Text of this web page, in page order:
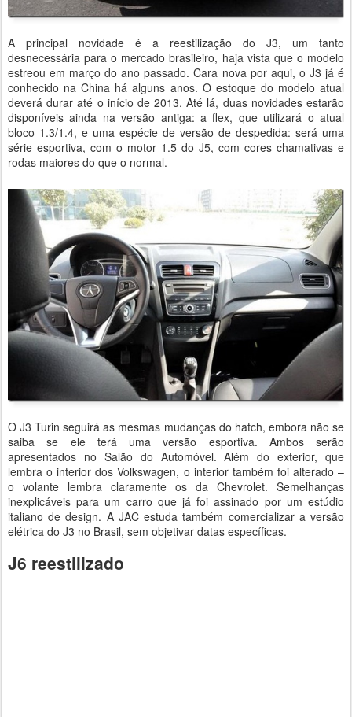
A principal novidade é a reestilização do J3, um tanto
desnecessária para o mercado brasileiro, haja vista que o modelo
estreou em março do ano passado. Cara nova por aqui, o J3 já é
conhecido na China há alguns anos. O estoque do modelo atual
deverá durar até o início de 2013. Até lá, duas novidades estarão
disponíveis ainda na versão antiga: a flex, que utilizará o atual
bloco 1.3/1.4, e uma espécie de versão de despedida: será uma
série esportiva, com o motor 1.5 do J5, com cores chamativas e
rodas maiores do que o normal.
O J3 Turin seguirá as mesmas mudanças do hatch, embora não se
saiba se ele terá uma versão esportiva. Ambos serão
apresentados no Salão do Automóvel. Além do exterior, que
lembra o interior dos Volkswagen, o interior também foi alterado –
o volante lembra claramente os da Chevrolet. Semelhanças
inexplicáveis para um carro que já foi assinado por um estúdio
italiano de design. A JAC estuda também comercializar a versão
elétrica do J3 no Brasil, sem objetivar datas específicas.
J6 reestilizado